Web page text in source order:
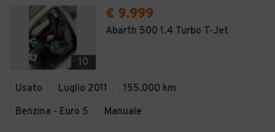
10
€ 9.999
Abarth 500 1.4 Turbo T-Jet
Usato Luglio 2011
155.000 km
Benzina - Euro 5
Manuale